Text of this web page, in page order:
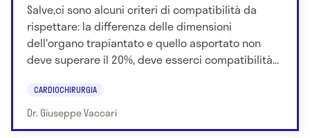
Salve,ci sono alcuni criteri di compatibilità da
rispettare: la differenza delle dimensioni
dell'organo trapiantato e quello asportato non
deve superare il 20%, deve esserci compatibilità...
CARDIOCHIRURGIA
Dr. Giuseppe Vaccari